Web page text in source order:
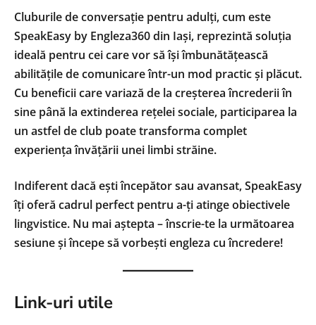
Cluburile de conversație pentru adulți, cum este
SpeakEasy by Engleza360 din Iași, reprezintă soluția
ideală pentru cei care vor să își îmbunătățească
abilitățile de comunicare într-un mod practic și plăcut.
Cu beneficii care variază de la creșterea încrederii în
sine până la extinderea rețelei sociale, participarea la
un astfel de club poate transforma complet
experiența învățării unei limbi străine.
Indiferent dacă ești începător sau avansat, SpeakEasy
îți oferă cadrul perfect pentru a-ți atinge obiectivele
lingvistice. Nu mai aștepta – înscrie-te la următoarea
sesiune și începe să vorbești engleza cu încredere!
Link-uri utile